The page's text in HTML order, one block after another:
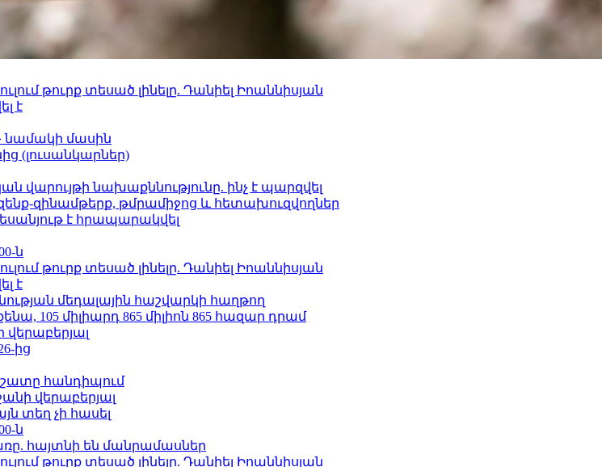
թուրք տեսած լինելը. Դանիել Իոաննիսյան
է
նամակի մասին
(լուսանկարներ)
վարույթի նախաքննությունը. ինչ է պարզվել
զինամթերք, թմրամիջոց և հետախուզվողներ
է հրապարակվել
ն
թուրք տեսած լինելը. Դանիել Իոաննիսյան
է
մեդալային հաշվարկի հաղթող
105 միլիարդ 865 միլիոն 865 հազար դրամ
ից
հանդիպում
վերաբերյալ
տեղ չի հասել
ն
հայտնի են մանրամասներ
թուրք տեսած լինելը. Դանիել Իոաննիսյան